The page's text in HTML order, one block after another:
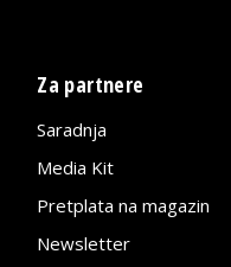
Za partnere
Saradnja
Media Kit
Pretplata na magazin
Newsletter